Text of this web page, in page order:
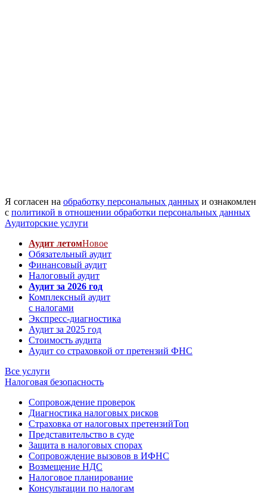
Я согласен на обработку персональных данных и ознакомлен
с политикой в отношении обработки персональных данных
Аудиторские услуги
Аудит летомНовое
Обязательный аудит
Финансовый аудит
Налоговый аудит
Аудит за 2026 год
Комплексный аудит
с налогами
Экспресс-диагностика
Аудит за 2025 год
Стоимость аудита
Аудит со страховкой от претензий ФНС
Все услуги
Налоговая безопасность
Сопровождение проверок
Диагностика налоговых рисков
Страховка от налоговых претензийТоп
Представительство в суде
Защита в налоговых спорах
Сопровождение вызовов в ИФНС
Возмещение НДС
Налоговое планирование
Консультации по налогам